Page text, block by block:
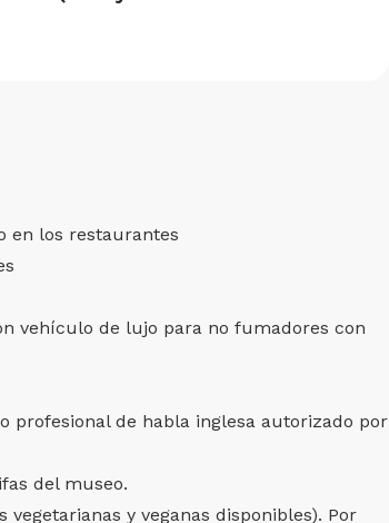
en los restaurantes
vehículo de lujo para no fumadores con
profesional de habla inglesa autorizado por
del museo.
y veganas disponibles). Por